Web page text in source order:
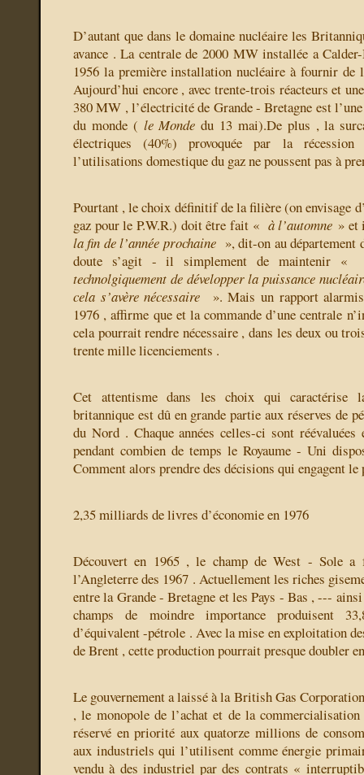
D’autant que dans le domaine nucléaire les
avance . La centrale de 2000 MW installée a
1956 la première installation nucléaire à fournir de
Aujourd’hui encore , avec trente-trois réacteurs et
380 MW , l’électricité de Grande - Bretagne est
du monde ( le Mondedu 13 mai).De plus , la
électriques (40%) provoquée par la récession
l’utilisations domestique du gaz ne poussent pas à
Pourtant , le choix définitif de la filière (on envisage
gaz pour le P.W.R.) doit être fait « à l’automne » et
la fin de l’année prochaine », dit-on au département
doute s’agit - il simplement de maintenir «
technolgiquement de développer la puissance
cela s’avère nécessaire
». Mais un rapport
1976 , affirme que et la commande d’une centrale
cela pourrait rendre nécessaire , dans les deux ou
trente mille licenciements .
Cet attentisme dans les choix qui caractérise
britannique est dû en grande partie aux réserves de
du Nord . Chaque années celles-ci sont
pendant combien de temps le Royaume - Uni
Comment alors prendre des décisions qui engagent le
2,35 milliards de livres d’économie en 1976
Découvert en 1965 , le champ de West - Sole a
l’Angleterre des 1967 . Actuellement les riches
entre la Grande - Bretagne et les Pays - Bas , ---
champs de moindre importance produisent
d’équivalent -pétrole . Avec la mise en exploitation
de Brent , cette production pourrait presque doubler
Le gouvernement a laissé à la British Gas
, le monopole de l’achat et de la
réservé en priorité aux quatorze millions de
aux industriels qui l’utilisent comme énergie
vendu à des industriel par des contrats «